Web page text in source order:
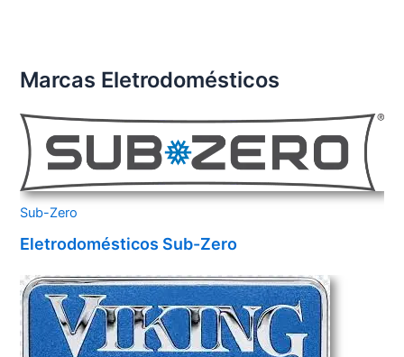
Marcas Eletrodomésticos
Sub-Zero
Eletrodomésticos Sub-Zero